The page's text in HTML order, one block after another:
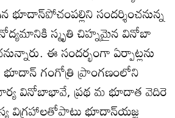
భూదాన్‌పోచంపల్లిని సందర్శించనున్న
స్మృతి చిహ్నమైన వినోబా
ఈ సందర్భంగా ఏర్పాట్లను
గంగోత్రి ప్రాంగణంలోని
వినోబాభావే, ప్రథ మ భూదాత వెదిరె
విగ్రహాలతోపాటు భూదాన్‌యజ్ఞ